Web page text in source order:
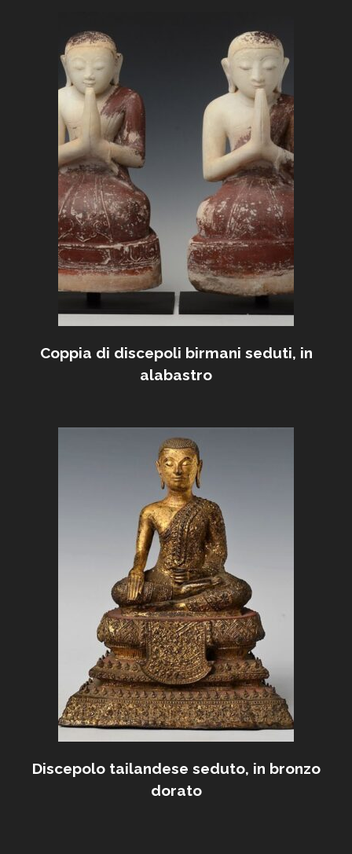
Coppia di discepoli birmani seduti, in
alabastro
Discepolo tailandese seduto, in bronzo
dorato